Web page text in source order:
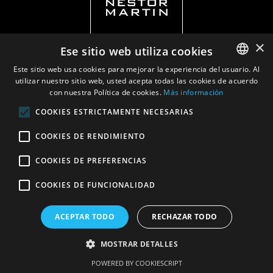
Privacy policy|Documents
ENGLISH
×
Ese sitio web utiliza cookies
Este sitio web usa cookies para mejorar la experiencia del usuario. Al
utilizar nuestro sitio web, usted acepta todas las cookies de acuerdo
con nuestra Política de cookies. Más información
COOKIES ESTRICTAMENTE NECESARIAS
COOKIES DE RENDIMIENTO
COOKIES DE PREFERENCIAS
COOKIES DE FUNCIONALIDAD
ACEPTAR TODO RECHAZAR TODO
MOSTRAR DETALLES
POWERED BY COOKIESCRIPT